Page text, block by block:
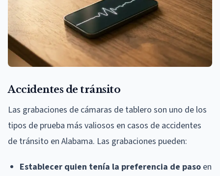
Accidentes de tránsito
Las grabaciones de cámaras de tablero son uno de los
tipos de prueba más valiosos en casos de accidentes
de tránsito en Alabama. Las grabaciones pueden:
Establecer quien tenía la preferencia de paso en